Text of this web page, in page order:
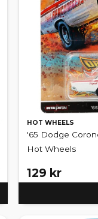
HOT WHEELS
'65 Dodge
Hot Wheels
129 kr